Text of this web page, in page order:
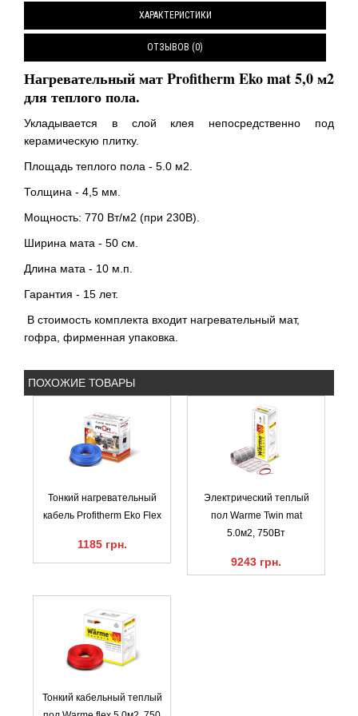
ХАРАКТЕРИСТИКИ
ОТЗЫВОВ (0)
Нагревательный мат Profitherm Eko mat 5,0 м2
для теплого пола.
Укладывается в слой клея непосредственно под
керамическую плитку.
Площадь теплого пола - 5.0 м2.
Толщина - 4,5 мм.
Мощность: 770 Вт/м2 (при 230В).
Ширина мата - 50 см.
Длина мата - 10 м.п.
Гарантия - 15 лет.
В стоимость комплекта входит нагревательный мат,
гофра, фирменная упаковка.
ПОХОЖИЕ ТОВАРЫ
Тонкий нагревательный
кабель Profitherm Eko Flex
1185 грн.
Электрический теплый
пол Warme Twin mat
5.0м2, 750Вт
9243 грн.
Тонкий кабельный теплый